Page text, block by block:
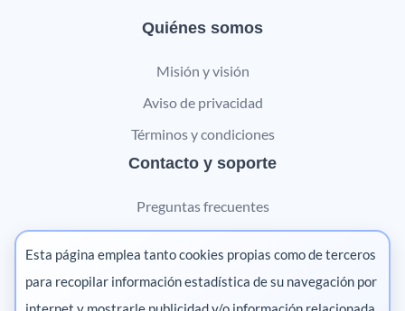
Quiénes somos
Misión y visión
Aviso de privacidad
Términos y condiciones
Contacto y soporte
Preguntas frecuentes
Contáctanos
Marketing digital
Esta página emplea tanto cookies propias como de terceros
para recopilar información estadística de su navegación por